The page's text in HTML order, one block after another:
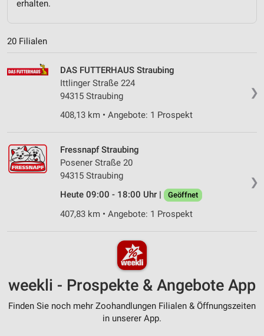
erhalten.
20 Filialen
❯
DAS FUTTERHAUS Straubing
Ittlinger Straße 224
94315 Straubing
408,13 km • Angebote: 1 Prospekt
❯
Fressnapf Straubing
Posener Straße 20
94315 Straubing
Heute 09:00 - 18:00 Uhr |
Geöffnet
407,83 km • Angebote: 1 Prospekt
weekli - Prospekte & Angebote App
Finden Sie noch mehr Zoohandlungen Filialen & Öffnungszeiten
in unserer App.